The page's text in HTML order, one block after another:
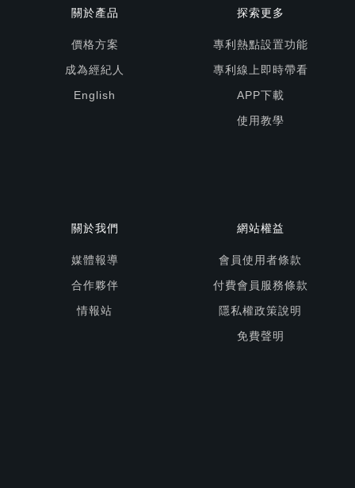
關於產品
價格方案
成為經紀人
English
探索更多
專利熱點設置功能
專利線上即時帶看
APP下載
使用教學
關於我們
媒體報導
合作夥伴
情報站
網站權益
會員使用者條款
付費會員服務條款
隱私權政策說明
免費聲明